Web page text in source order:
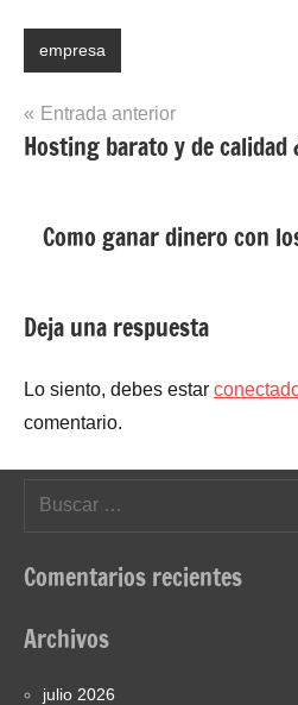
empresa
Navegación
de
Entrada anterior
Hosting barato y de calidad
Como ganar dinero con
Deja una respuesta
Lo siento, debes estar
comentario.
Comentarios recientes
Archivos
julio 2026